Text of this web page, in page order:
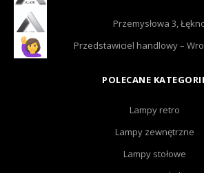
Przemysłowa 3,
Przedstawiciel handlowy –
POLECANE
Lampy retro
Lampy zewnętrzne
Lampy stołowe